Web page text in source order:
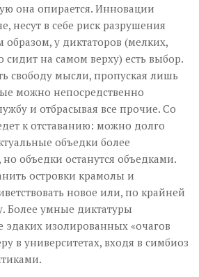
она опирается. Инновации
несут в себе риск разрушения
образом, у диктаторов (мелких,
сидит на самом верху) есть выбор.
свободу мысли, пропуская лишь
можно непосредственно
и отбрасывая все прочие. Со
к отставанию: можно долго
объедки более
объедки останутся объедками.
островки крамолы и
новое или, по крайней
Более умные диктатуры
эдаких изолированных «очагов
в университетах, входя в симбиоз